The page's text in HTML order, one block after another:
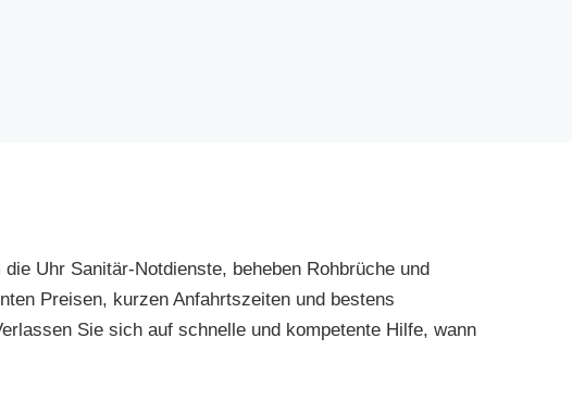
Uhr Sanitär-Notdienste, beheben Rohbrüche und
Preisen, kurzen Anfahrtszeiten und bestens
Sie sich auf schnelle und kompetente Hilfe, wann